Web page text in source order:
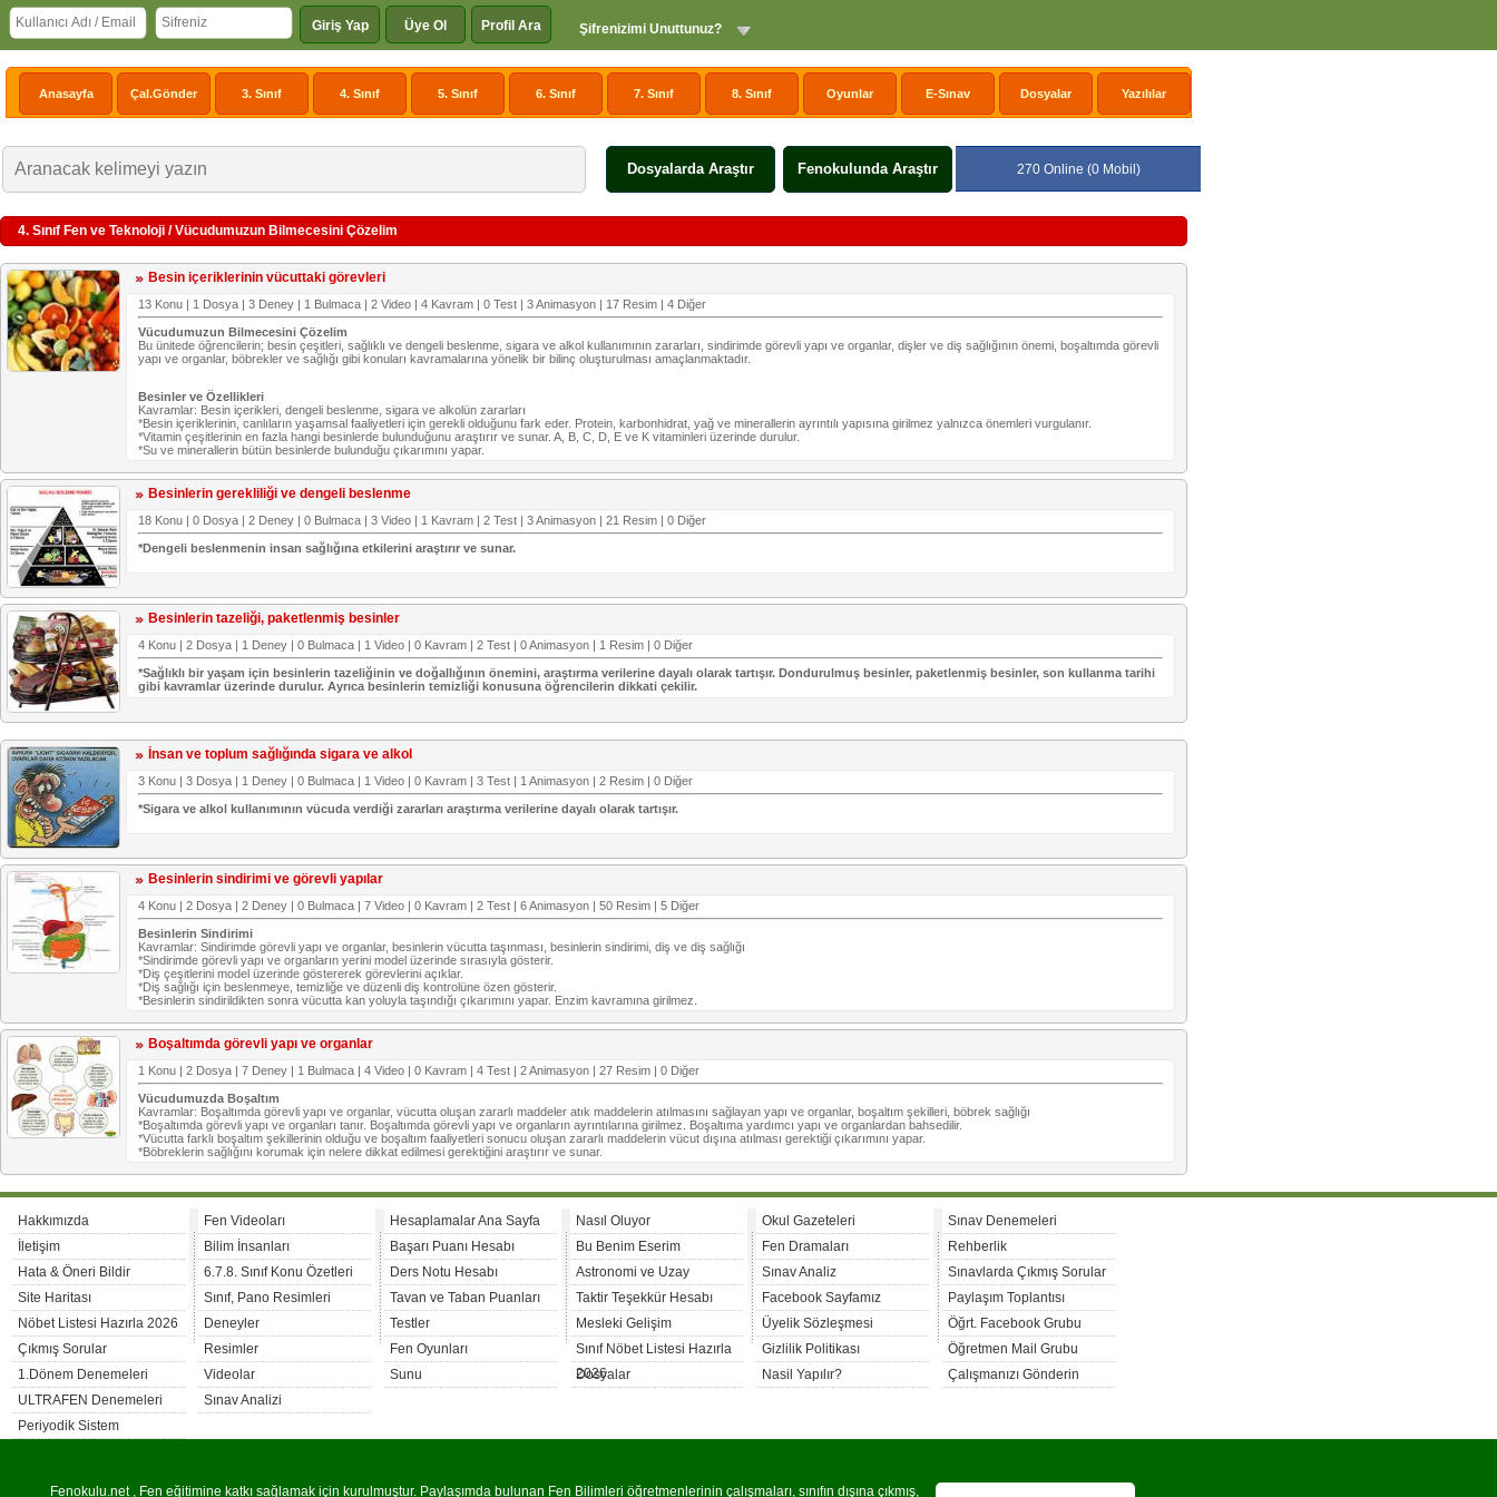
Giriş Yap Üye Ol Profil Ara Şifrenizimi Unuttunuz?
Anasayfa Çal.Gönder 3. Sınıf 4. Sınıf 5. Sınıf 6. Sınıf 7. Sınıf 8. Sınıf Oyunlar E-Sınav Dosyalar Yazılılar
Dosyalarda Araştır Fenokulunda Araştır 270 Online (0 Mobil)
4. Sınıf Fen ve Teknoloji / Vücudumuzun Bilmecesini Çözelim
Besin içeriklerinin vücuttaki görevleri
13 Konu | 1 Dosya | 3 Deney | 1 Bulmaca | 2 Video | 4 Kavram | 0 Test | 3 Animasyon | 17 Resim | 4 Diğer
Vücudumuzun Bilmecesini Çözelim
Bu ünitede öğrencilerin; besin çeşitleri, sağlıklı ve dengeli beslenme, sigara ve alkol kullanımının zararları, sindirimde görevli yapı ve organlar, dişler ve diş sağlığının önemi, boşaltımda görevli
yapı ve organlar, böbrekler ve sağlığı gibi konuları kavramalarına yönelik bir bilinç oluşturulması amaçlanmaktadır.
Besinler ve Özellikleri
Kavramlar: Besin içerikleri, dengeli beslenme, sigara ve alkolün zararları
*Besin içeriklerinin, canlıların yaşamsal faaliyetleri için gerekli olduğunu fark eder. Protein, karbonhidrat, yağ ve minerallerin ayrıntılı yapısına girilmez yalnızca önemleri vurgulanır.
*Vitamin çeşitlerinin en fazla hangi besinlerde bulunduğunu araştırır ve sunar. A, B, C, D, E ve K vitaminleri üzerinde durulur.
*Su ve minerallerin bütün besinlerde bulunduğu çıkarımını yapar.
Besinlerin gerekliliği ve dengeli beslenme
18 Konu | 0 Dosya | 2 Deney | 0 Bulmaca | 3 Video | 1 Kavram | 2 Test | 3 Animasyon | 21 Resim | 0 Diğer
*Dengeli beslenmenin insan sağlığına etkilerini araştırır ve sunar.
Besinlerin tazeliği, paketlenmiş besinler
4 Konu | 2 Dosya | 1 Deney | 0 Bulmaca | 1 Video | 0 Kavram | 2 Test | 0 Animasyon | 1 Resim | 0 Diğer
*Sağlıklı bir yaşam için besinlerin tazeliğinin ve doğallığının önemini, araştırma verilerine dayalı olarak tartışır. Dondurulmuş besinler, paketlenmiş besinler, son kullanma tarihi
gibi kavramlar üzerinde durulur. Ayrıca besinlerin temizliği konusuna öğrencilerin dikkati çekilir.
İnsan ve toplum sağlığında sigara ve alkol
3 Konu | 3 Dosya | 1 Deney | 0 Bulmaca | 1 Video | 0 Kavram | 3 Test | 1 Animasyon | 2 Resim | 0 Diğer
*Sigara ve alkol kullanımının vücuda verdiği zararları araştırma verilerine dayalı olarak tartışır.
Besinlerin sindirimi ve görevli yapılar
4 Konu | 2 Dosya | 2 Deney | 0 Bulmaca | 7 Video | 0 Kavram | 2 Test | 6 Animasyon | 50 Resim | 5 Diğer
Besinlerin Sindirimi
Kavramlar: Sindirimde görevli yapı ve organlar, besinlerin vücutta taşınması, besinlerin sindirimi, diş ve diş sağlığı
*Sindirimde görevli yapı ve organların yerini model üzerinde sırasıyla gösterir.
*Diş çeşitlerini model üzerinde göstererek görevlerini açıklar.
*Diş sağlığı için beslenmeye, temizliğe ve düzenli diş kontrolüne özen gösterir.
*Besinlerin sindirildikten sonra vücutta kan yoluyla taşındığı çıkarımını yapar. Enzim kavramına girilmez.
Boşaltımda görevli yapı ve organlar
1 Konu | 2 Dosya | 7 Deney | 1 Bulmaca | 4 Video | 0 Kavram | 4 Test | 2 Animasyon | 27 Resim | 0 Diğer
Vücudumuzda Boşaltım
Kavramlar: Boşaltımda görevli yapı ve organlar, vücutta oluşan zararlı maddeler atık maddelerin atılmasını sağlayan yapı ve organlar, boşaltım şekilleri, böbrek sağlığı
*Boşaltımda görevli yapı ve organları tanır. Boşaltımda görevli yapı ve organların ayrıntılarına girilmez. Boşaltıma yardımcı yapı ve organlardan bahsedilir.
*Vücutta farklı boşaltım şekillerinin olduğu ve boşaltım faaliyetleri sonucu oluşan zararlı maddelerin vücut dışına atılması gerektiği çıkarımını yapar.
*Böbreklerin sağlığını korumak için nelere dikkat edilmesi gerektiğini araştırır ve sunar.
Hakkımızda
İletişim
Hata & Öneri Bildir
Site Haritası
Nöbet Listesi Hazırla 2026
Çıkmış Sorular
1.Dönem Denemeleri
ULTRAFEN Denemeleri
Periyodik Sistem
Fen Videoları
Bilim İnsanları
6.7.8. Sınıf Konu Özetleri
Sınıf, Pano Resimleri
Deneyler
Resimler
Videolar
Sınav Analizi
Hesaplamalar Ana Sayfa
Başarı Puanı Hesabı
Ders Notu Hesabı
Tavan ve Taban Puanları
Testler
Fen Oyunları
Sunu
Nasıl Oluyor
Bu Benim Eserim
Astronomi ve Uzay
Taktir Teşekkür Hesabı
Mesleki Gelişim
Sınıf Nöbet Listesi Hazırla
2026
Dosyalar
Okul Gazeteleri
Fen Dramaları
Sınav Analiz
Facebook Sayfamız
Üyelik Sözleşmesi
Gizlilik Politikası
Nasil Yapılır?
Sınav Denemeleri
Rehberlik
Sınavlarda Çıkmış Sorular
Paylaşım Toplantısı
Öğrt. Facebook Grubu
Öğretmen Mail Grubu
Çalışmanızı Gönderin
Fenokulu.net , Fen eğitimine katkı sağlamak için kurulmuştur. Paylaşımda bulunan Fen Bilimleri öğretmenlerinin çalışmaları, sınıfın dışına çıkmış,